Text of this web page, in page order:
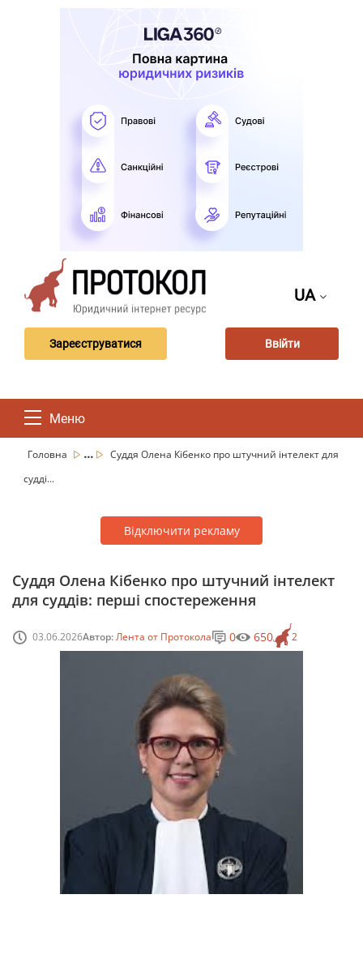
UA
Зареєструватися Ввійти
Меню
Головна ...
Суддя Олена Кібенко про штучний інтелект для
судді...
Відключити рекламу
Суддя Олена Кібенко про штучний інтелект
для суддів: перші спостереження
03.06.2026Автор:Лента от Протокола 2
0 650